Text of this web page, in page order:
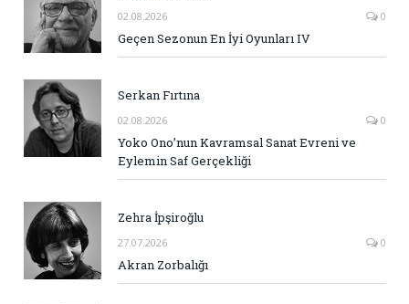
02.08.2026 0
Geçen Sezonun En İyi Oyunları IV
Serkan Fırtına
02.08.2026 0
Yoko Ono’nun Kavramsal Sanat Evreni ve
Eylemin Saf Gerçekliği
Zehra İpşiroğlu
27.07.2026 0
Akran Zorbalığı